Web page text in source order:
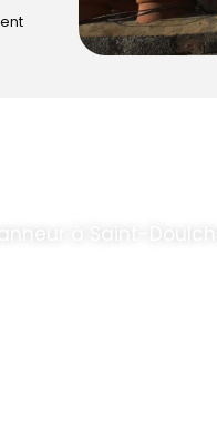
à Saint-